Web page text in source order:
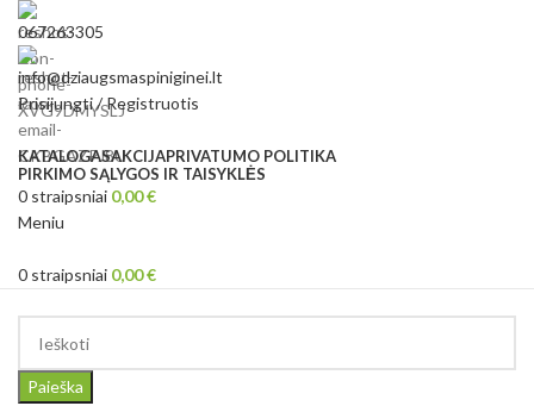
067263305
info@dziaugsmaspiniginei.lt
Prisijungti / Registruotis
KATALOGASAKCIJAPRIVATUMO POLITIKA
PIRKIMO SĄLYGOS IR TAISYKLĖS
0 straipsniai 0,00€
Meniu
0 straipsniai 0,00€
Paieška